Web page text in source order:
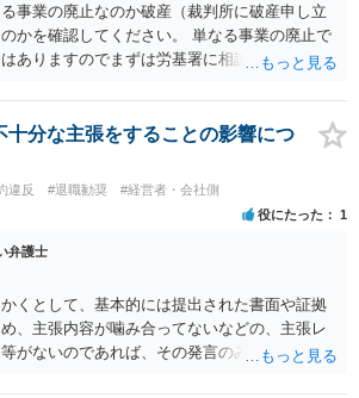
事業の廃止なのか破産（裁判所に破産申し立
かを確認してください。 単なる事業の廃止で
ありますのでまずは労基署に相談してくださ
賃金などの労働債権は他の債務より優先して
払までにかなり時間がかかるでしょう。 さら
者健康安全機構 」という公的機関が未払賃金
す。詳しくは、同機構の＜未払賃金立替払相
431-8663 相談時間：土日祝日を除く9:15～1
さい。同じように未払となった他の従業員の
てみるといいでしょう。
十分な主張をすることの影響につ
違反 #退職勧奨 #経営者・会社側
役にたった 1
弁護士
くとして、基本的には提出された書面や証拠
、主張内容が噛み合ってないなどの、主張レ
がないのであれば、その発言のみで大きく不